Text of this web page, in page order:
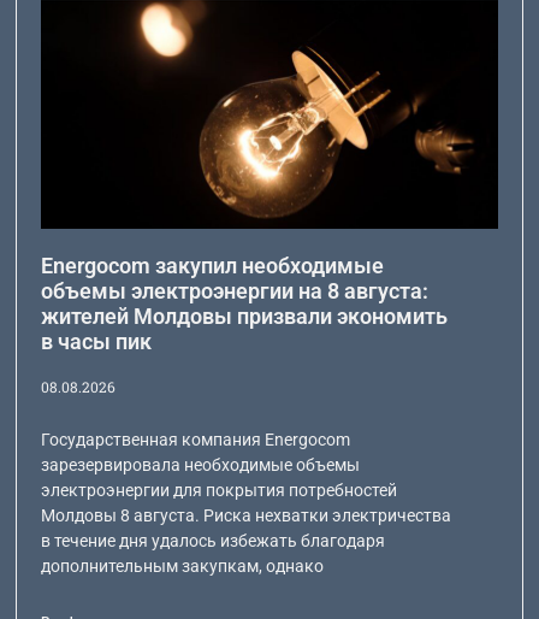
Energocom закупил необходимые
объемы электроэнергии на 8 августа:
жителей Молдовы призвали экономить
в часы пик
08.08.2026
Государственная компания Energocom
зарезервировала необходимые объемы
электроэнергии для покрытия потребностей
Молдовы 8 августа. Риска нехватки электричества
в течение дня удалось избежать благодаря
дополнительным закупкам, однако